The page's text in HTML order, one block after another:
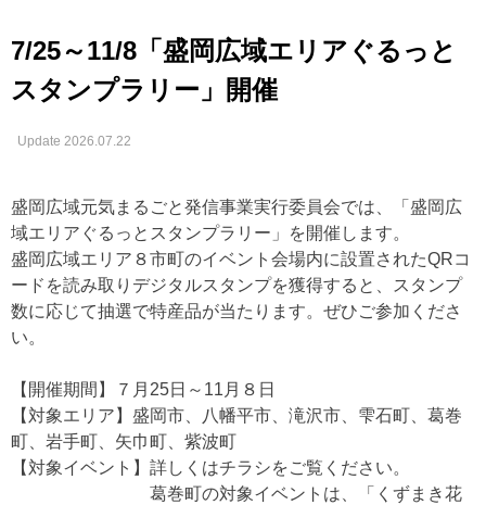
7/25～11/8「盛岡広域エリアぐるっと
スタンプラリー」開催
Update 2026.07.22
盛岡広域元気まるごと発信事業実行委員会では、「盛岡広
域エリアぐるっとスタンプラリー」を開催します。
盛岡広域エリア８市町のイベント会場内に設置されたQRコ
ードを読み取りデジタルスタンプを獲得すると、スタンプ
数に応じて抽選で特産品が当たります。ぜひご参加くださ
い。
【開催期間】７月25日～11月８日
【対象エリア】盛岡市、八幡平市、滝沢市、雫石町、葛巻
町、岩手町、矢巾町、紫波町
【対象イベント】詳しくはチラシをご覧ください。
葛巻町の対象イベントは、「くずまき花